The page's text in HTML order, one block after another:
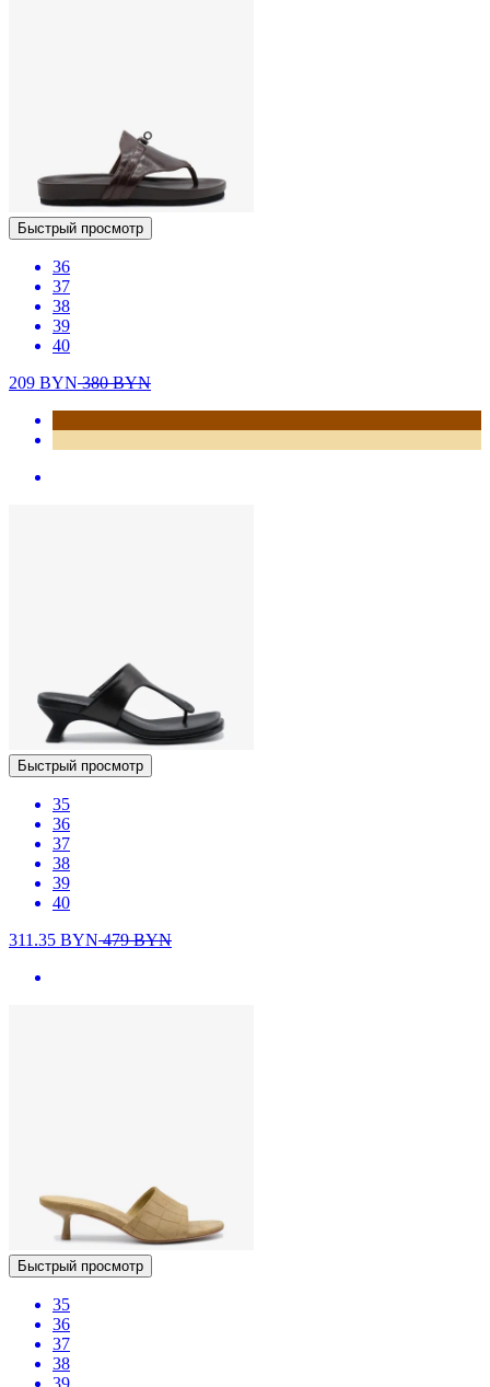
Быстрый просмотр
36
37
38
39
40
209 BYN380BYN
Быстрый просмотр
35
36
37
38
39
40
311.35 BYN479BYN
Быстрый просмотр
35
36
37
38
39